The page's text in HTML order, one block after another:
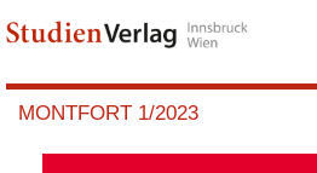
MONTFORT 1/2023